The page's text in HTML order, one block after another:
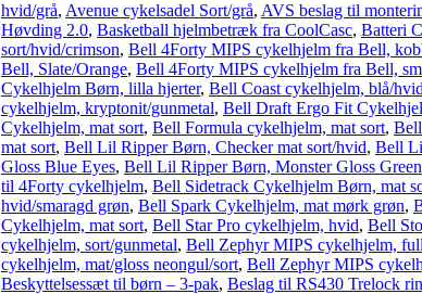
hvid/grå, Avenue cykelsadel Sort/grå, AVS beslag til
Høvding 2.0, Basketball hjelmbetræk fra CoolCasc, Batteri
sort/hvid/crimson, Bell 4Forty MIPS cykelhjelm fra Bell,
Bell, Slate/Orange, Bell 4Forty MIPS cykelhjelm fra Bell,
Cykelhjelm Børn, lilla hjerter, Bell Coast cykelhjelm, blå/hvid
cykelhjelm, kryptonit/gunmetal, Bell Draft Ergo Fit
Cykelhjelm, mat sort, Bell Formula cykelhjelm, mat sort,
mat sort, Bell Lil Ripper Børn, Checker mat sort/hvid, Bell
Gloss Blue Eyes, Bell Lil Ripper Børn, Monster Gloss Green
til 4Forty cykelhjelm, Bell Sidetrack Cykelhjelm Børn, mat
hvid/smaragd grøn, Bell Spark Cykelhjelm, mat mørk grøn,
Cykelhjelm, mat sort, Bell Star Pro cykelhjelm, hvid, Bell
cykelhjelm, sort/gunmetal, Bell Zephyr MIPS cykelhjelm,
cykelhjelm, mat/gloss neongul/sort, Bell Zephyr MIPS
Beskyttelsessæt til børn – 3-pak, Beslag til RS430 Trelock